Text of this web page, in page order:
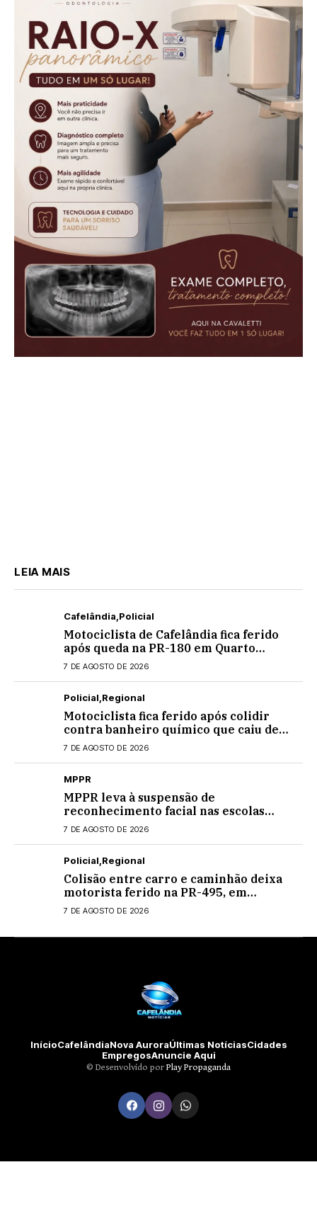
LEIA MAIS
Cafelândia Policial
Motociclista de Cafelândia fica ferido
após queda na PR-180 em Quarto
Centenário
7 DE AGOSTO DE 2026
Policial Regional
Motociclista fica ferido após colidir
contra banheiro químico que caiu de
caminhão na PRC-467, em Cascavel
7 DE AGOSTO DE 2026
MPPR
MPPR leva à suspensão de
reconhecimento facial nas escolas
estaduais
7 DE AGOSTO DE 2026
Policial Regional
Colisão entre carro e caminhão deixa
motorista ferido na PR-495, em
Medianeira
7 DE AGOSTO DE 2026
InícioCafelândiaNova AuroraÚltimas NotíciasCidades
EmpregosAnuncie Aqui
©️ Desenvolvido por Play Propaganda